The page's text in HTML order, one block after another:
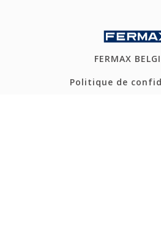
FERMAX
Politique de